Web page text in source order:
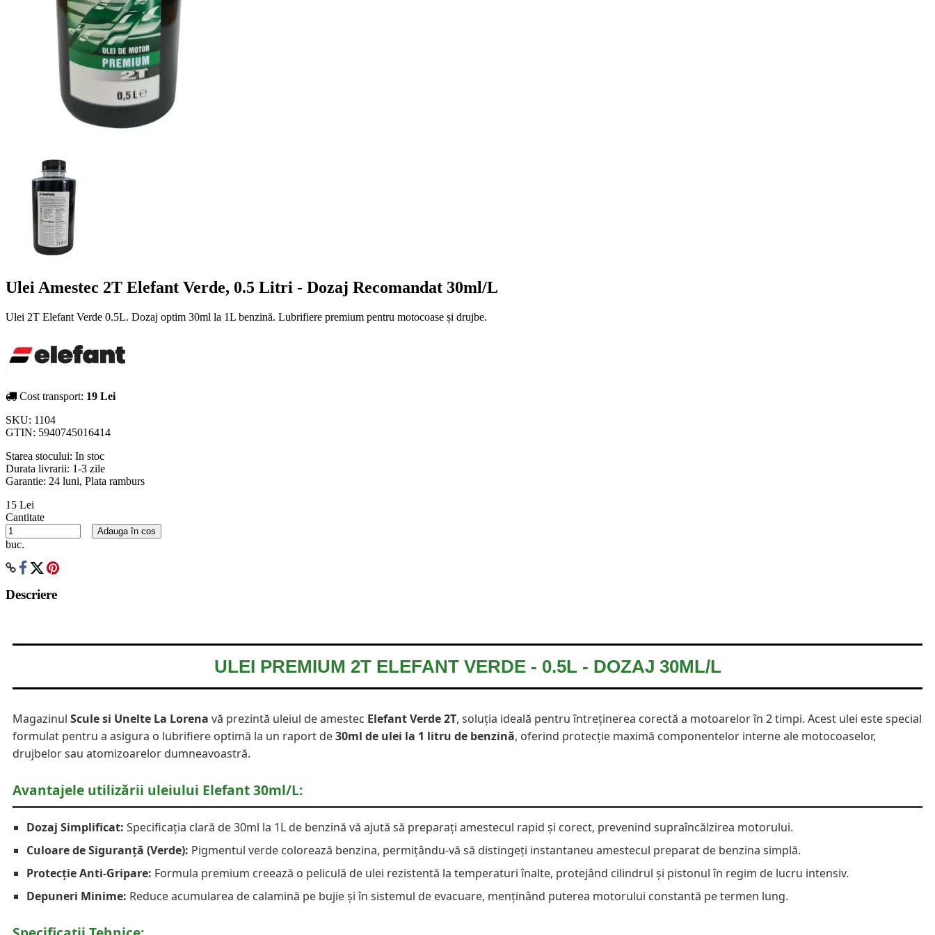
Ulei Amestec 2T Elefant Verde, 0.5 Litri - Dozaj Recomandat 30ml/L
Ulei 2T Elefant Verde 0.5L. Dozaj optim 30ml la 1L benzină. Lubrifiere premium pentru motocoase și drujbe.
Cost transport: 19 Lei
SKU: 1104
GTIN: 5940745016414
Starea stocului: In stoc
Durata livrarii: 1-3 zile
Garantie: 24 luni, Plata ramburs
15 Lei
Cantitate
buc.
Adauga în cos
Descriere
ULEI PREMIUM 2T ELEFANT VERDE - 0.5L - DOZAJ 30ML/L
Magazinul Scule si Unelte La Lorena vă prezintă uleiul de amestec Elefant Verde 2T, soluția ideală pentru întreținerea corectă a motoarelor în 2 timpi. Acest ulei este special
formulat pentru a asigura o lubrifiere optimă la un raport de30ml de ulei la 1 litru de benzină, oferind protecție maximă componentelor interne ale motocoaselor,
drujbelor sau atomizoarelor dumneavoastră.
Avantajele utilizării uleiului Elefant 30ml/L:
Dozaj Simplificat: Specificația clară de 30ml la 1L de benzină vă ajută să preparați amestecul rapid și corect, prevenind supraîncălzirea motorului.
Culoare de Siguranță (Verde): Pigmentul verde colorează benzina, permițându-vă să distingeți instantaneu amestecul preparat de benzina simplă.
Protecție Anti-Gripare: Formula premium creează o peliculă de ulei rezistentă la temperaturi înalte, protejând cilindrul și pistonul în regim de lucru intensiv.
Depuneri Minime: Reduce acumularea de calamină pe bujie și în sistemul de evacuare, menținând puterea motorului constantă pe termen lung.